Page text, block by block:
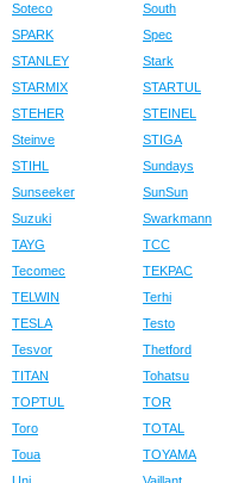
Soteco
South
SPARK
Spec
STANLEY
Stark
STARMIX
STARTUL
STEHER
STEINEL
Steinve
STIGA
STIHL
Sundays
Sunseeker
SunSun
Suzuki
Swarkmann
TAYG
TCC
Tecomec
TEKPAC
TELWIN
Terhi
TESLA
Testo
Tesvor
Thetford
TITAN
Tohatsu
TOPTUL
TOR
Toro
TOTAL
Toua
TOYAMA